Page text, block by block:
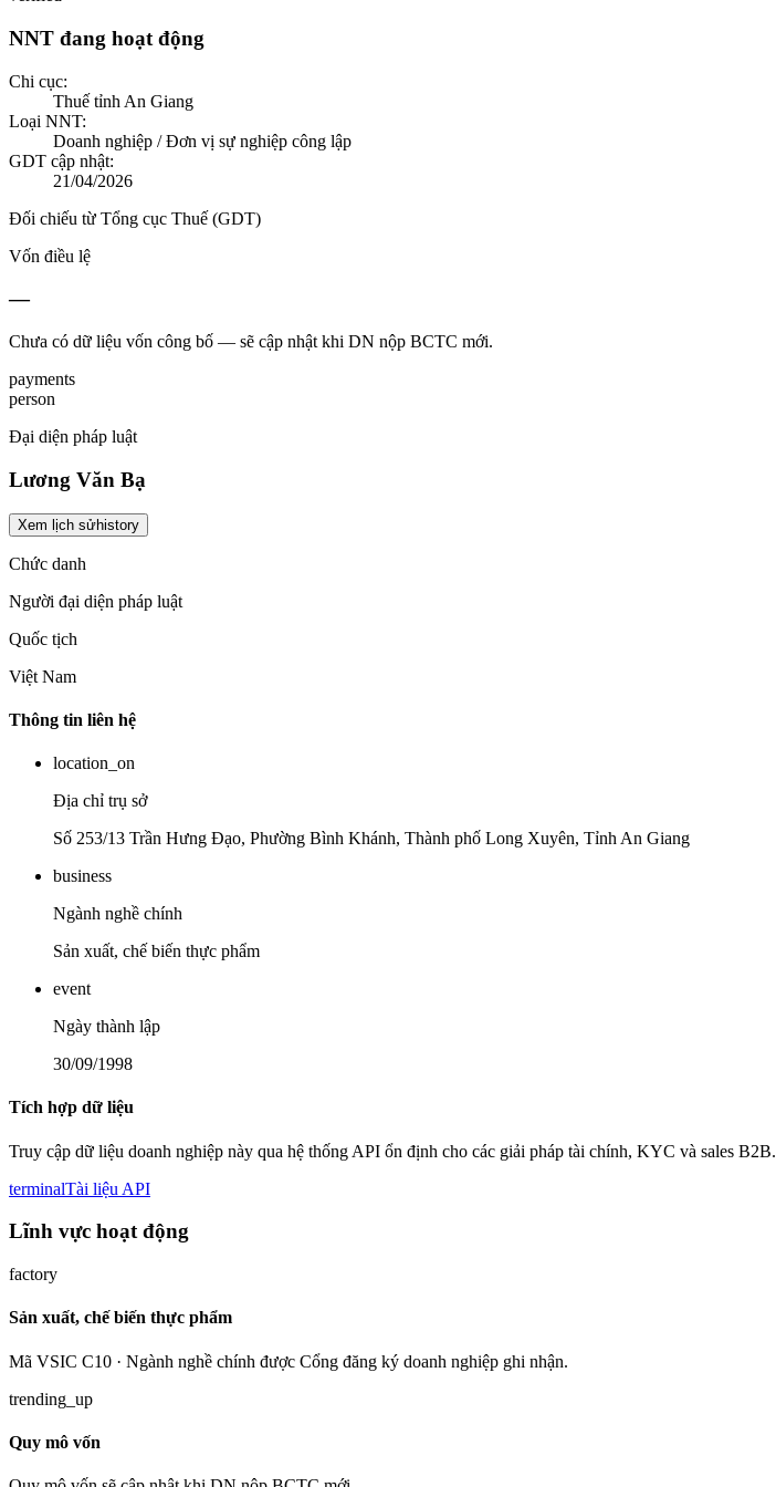
NNT đang hoạt động
Chi cục:
Thuế tỉnh An Giang
Loại NNT:
Doanh nghiệp / Đơn vị sự nghiệp công lập
GDT cập nhật:
21/04/2026
Đối chiếu từ Tổng cục Thuế (GDT)
Vốn điều lệ
—
Chưa có dữ liệu vốn công bố — sẽ cập nhật khi DN nộp BCTC mới.
payments
person
Đại diện pháp luật
Lương Văn Bạ
Xem lịch sửhistory
Chức danh
Người đại diện pháp luật
Quốc tịch
Việt Nam
Thông tin liên hệ
location_on
Địa chỉ trụ sở
Số 253/13 Trần Hưng Đạo, Phường Bình Khánh, Thành phố Long Xuyên, Tỉnh An Giang
business
Ngành nghề chính
Sản xuất, chế biến thực phẩm
event
Ngày thành lập
30/09/1998
Tích hợp dữ liệu
Truy cập dữ liệu doanh nghiệp này qua hệ thống API ổn định cho các giải pháp tài chính, KYC và sales B2B.
terminalTài liệu API
Lĩnh vực hoạt động
factory
Sản xuất, chế biến thực phẩm
Mã VSIC C10 · Ngành nghề chính được Cổng đăng ký doanh nghiệp ghi nhận.
trending_up
Quy mô vốn